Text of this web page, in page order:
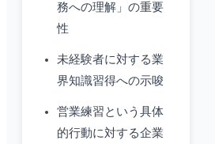
務への理解」の重要
性
未経験者に対する業
界知識習得への示唆
営業練習という具体
的行動に対する企業